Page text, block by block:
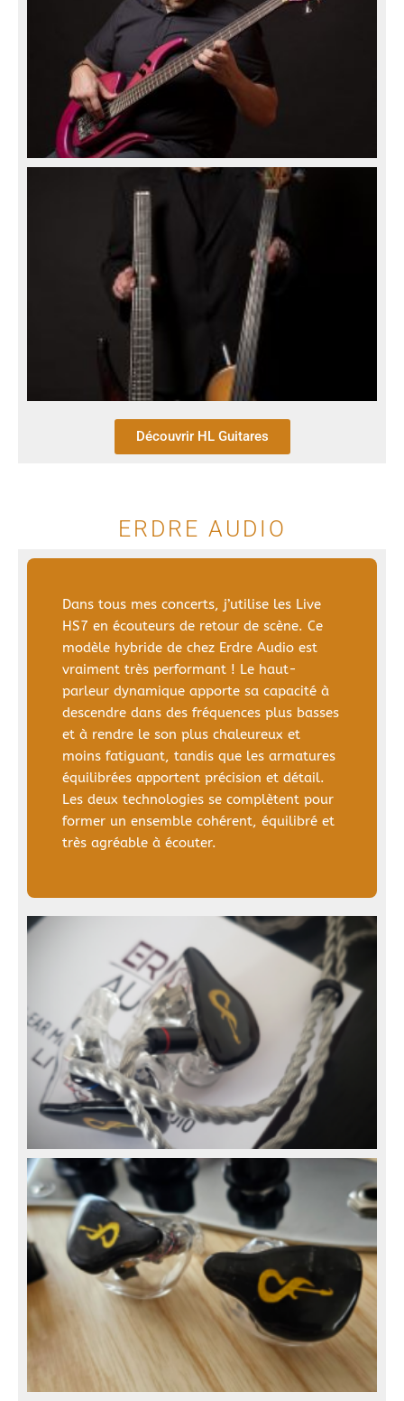
Découvrir HL Guitares
ERDRE AUDIO
Dans tous mes concerts, j’utilise les Live
HS7 en écouteurs de retour de scène. Ce
modèle hybride de chez Erdre Audio est
vraiment très performant ! Le haut-
parleur dynamique apporte sa capacité à
descendre dans des fréquences plus basses
et à rendre le son plus chaleureux et
moins fatiguant, tandis que les armatures
équilibrées apportent précision et détail.
Les deux technologies se complètent pour
former un ensemble cohérent, équilibré et
très agréable à écouter.